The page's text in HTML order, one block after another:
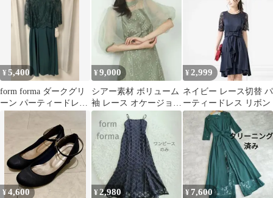
ス 13号
¥5,400
form forma ダークグリ
ーン パーティードレス
サイズ7
¥9,000
シアー素材 ボリューム
袖 レース オケージョン
ドレス 大きいサイズ 13
号
¥2,999
ネイビー レース切替 パ
ーティードレス リボン
¥4,600 ¥2,980 ¥ 7,600